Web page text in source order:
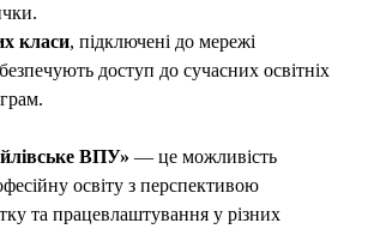
класи, підключені до мережі
доступ до сучасних освітніх
ВПУ» — це можливість
освіту з перспективою
та працевлаштування у різних